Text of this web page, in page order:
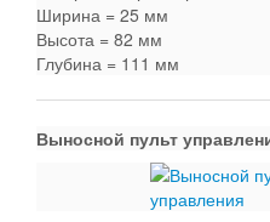
Ширина = 25 мм
Высота = 82 мм
Глубина = 111 мм
Выносной пульт